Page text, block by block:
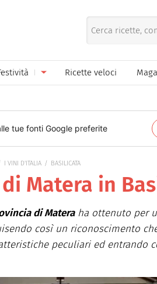
Pane pizza focacce
Salse e sughi
Marmellate e confetture
Ricette di base
Bevande
Carnevale
Festa della Donna
Festa della Mamma
Halloween
Natale
Ricette veloci
tue fonti Google preferite
I VINI D'ITALIA BASILICATA
di Matera in
di Materaha ottenuto per
così un riconoscimento
peculiari ed entrando